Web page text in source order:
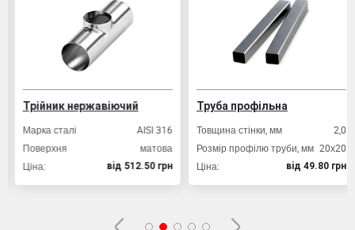
Трійник нержавіючий
Марка сталі
AISI 316
Поверхня
матова
Ціна:
вiд 512.50 грн
Труба профільна
Товщина стінки, мм
2,0
Розмір профілю труби, мм 20х20
Ціна:
вiд 49.80 грн